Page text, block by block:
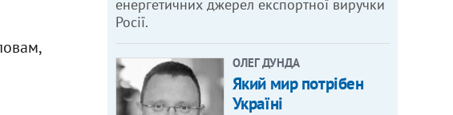
енергетичних джерел експортної виручки
Росії.
ОЛЕГ ДУНДА
Який мир потрібен
Україні